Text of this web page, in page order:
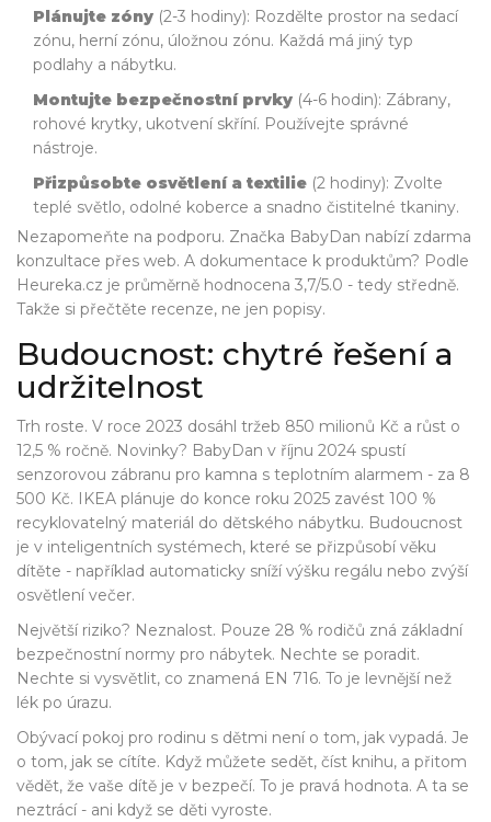
Plánujte zóny (2-3 hodiny): Rozdělte prostor na sedací
zónu, herní zónu, úložnou zónu. Každá má jiný typ
podlahy a nábytku.
Montujte bezpečnostní prvky (4-6 hodin): Zábrany,
rohové krytky, ukotvení skříní. Používejte správné
nástroje.
Přizpůsobte osvětlení a textilie (2 hodiny): Zvolte
teplé světlo, odolné koberce a snadno čistitelné tkaniny.
Nezapomeňte na podporu. Značka BabyDan nabízí zdarma
konzultace přes web. A dokumentace k produktům? Podle
Heureka.cz je průměrně hodnocena 3,7/5.0 - tedy středně.
Takže si přečtěte recenze, ne jen popisy.
Budoucnost: chytré řešení a
udržitelnost
Trh roste. V roce 2023 dosáhl tržeb 850 milionů Kč a růst o
12,5 % ročně. Novinky? BabyDan v říjnu 2024 spustí
senzorovou zábranu pro kamna s teplotním alarmem - za 8
500 Kč. IKEA plánuje do konce roku 2025 zavést 100 %
recyklovatelný materiál do dětského nábytku. Budoucnost
je v inteligentních systémech, které se přizpůsobí věku
dítěte - například automaticky sníží výšku regálu nebo zvýší
osvětlení večer.
Největší riziko? Neznalost. Pouze 28 % rodičů zná základní
bezpečnostní normy pro nábytek. Nechte se poradit.
Nechte si vysvětlit, co znamená EN 716. To je levnější než
lék po úrazu.
Obývací pokoj pro rodinu s dětmi není o tom, jak vypadá. Je
o tom, jak se cítíte. Když můžete sedět, číst knihu, a přitom
vědět, že vaše dítě je v bezpečí. To je pravá hodnota. A ta se
neztrácí - ani když se děti vyroste.